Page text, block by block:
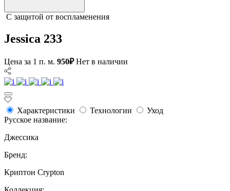
С защитой от воспламенения
Jessica 233
Цена за 1 п. м. 950₽ Нет в наличии
Характеристики Технологии
Уход
Русское название:
Джессика
Бренд:
Криптон Crypton